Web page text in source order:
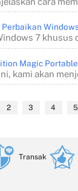
2 3 4 5
Transak